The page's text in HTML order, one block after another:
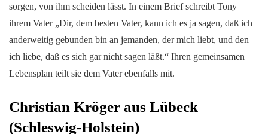
sorgen, von ihm scheiden lässt. In einem Brief schreibt Tony
ihrem Vater „Dir, dem besten Vater, kann ich es ja sagen, daß ich
anderweitig gebunden bin an jemanden, der mich liebt, und den
ich liebe, daß es sich gar nicht sagen läßt.“ Ihren gemeinsamen
Lebensplan teilt sie dem Vater ebenfalls mit.
Christian Kröger aus Lübeck
(Schleswig-Holstein)